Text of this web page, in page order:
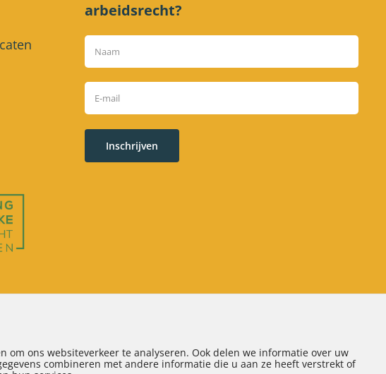
arbeidsrecht?
Inschrijven
ons websiteverkeer te analyseren. Ook delen we informatie over uw
combineren met andere informatie die u aan ze heeft verstrekt of